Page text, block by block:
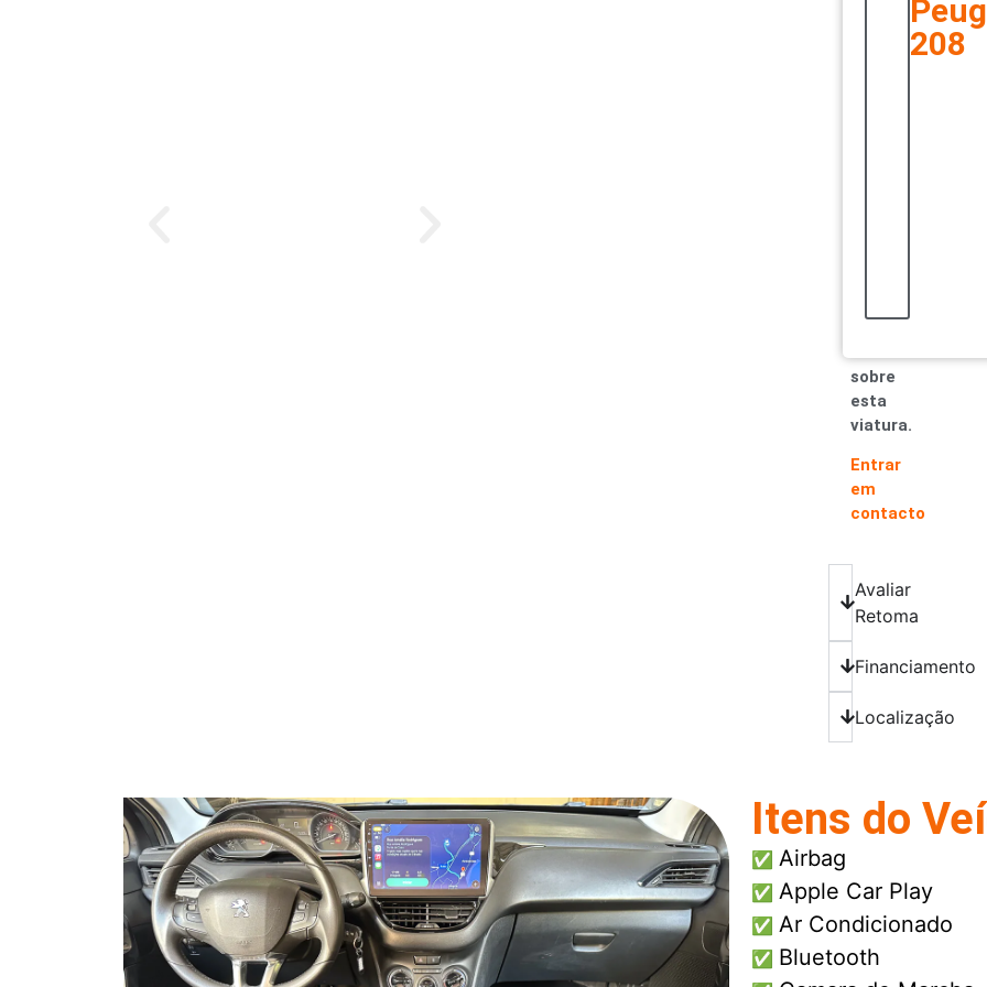
exaustivo.
sobre
esta
viatura.
Entrar
em
contacto
Avaliar
Retoma
Financiamento
Localização
208
Itens do
✅ Airbag
✅ Apple Car Play
✅ Ar Condicionado
✅ Bluetooth